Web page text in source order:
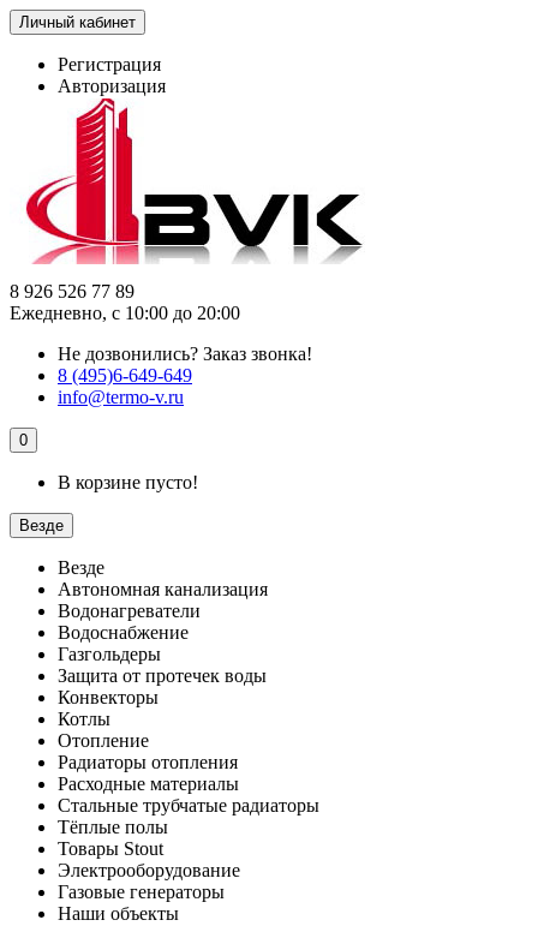
Личный кабинет
Регистрация
Авторизация
8 926 526 77 89
Ежедневно, с 10:00 до 20:00
Не дозвонились? Заказ звонка!
8 (495)6-649-649
info@termo-v.ru
0
В корзине пусто!
Везде
Везде
Автономная канализация
Водонагреватели
Водоснабжение
Газгольдеры
Защита от протечек воды
Конвекторы
Котлы
Отопление
Радиаторы отопления
Расходные материалы
Стальные трубчатые радиаторы
Тёплые полы
Товары Stout
Электрооборудование
Газовые генераторы
Наши объекты